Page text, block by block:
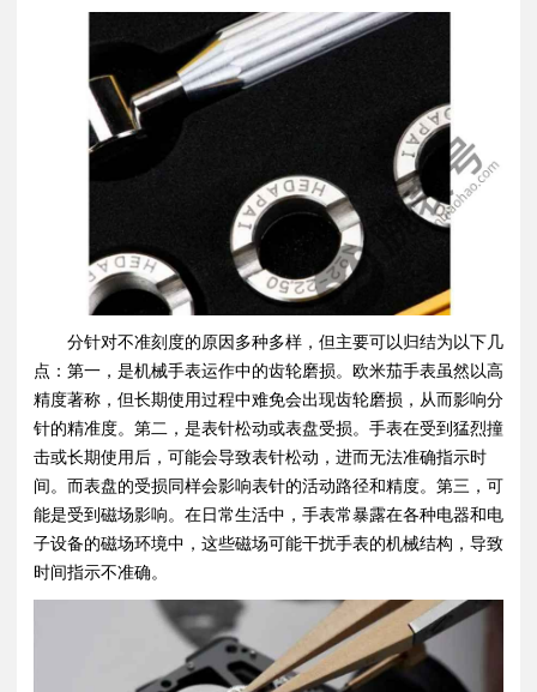
分针对不准刻度的原因多种多样，但主要可以归结为以下几
点：第一，是机械手表运作中的齿轮磨损。欧米茄手表虽然以高
精度著称，但长期使用过程中难免会出现齿轮磨损，从而影响分
针的精准度。第二，是表针松动或表盘受损。手表在受到猛烈撞
击或长期使用后，可能会导致表针松动，进而无法准确指示时
间。而表盘的受损同样会影响表针的活动路径和精度。第三，可
能是受到磁场影响。在日常生活中，手表常暴露在各种电器和电
子设备的磁场环境中，这些磁场可能干扰手表的机械结构，导致
时间指示不准确。